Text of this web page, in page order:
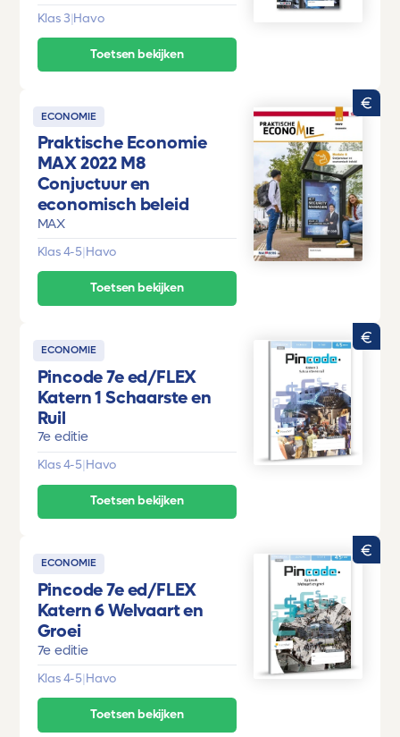
Klas 3|Havo
Toetsen bekijken
ECONOMIE
Praktische Economie
MAX 2022 M8
Conjuctuur en
economisch beleid
MAX
Klas 4-5|Havo
Toetsen bekijken
ECONOMIE
Pincode 7e ed/FLEX
Katern 1 Schaarste en
Ruil
7e editie
Klas 4-5 Havo
Toetsen bekijken
ECONOMIE
Pincode 7e ed/FLEX
Katern 6 Welvaart en
Groei
7e editie
Klas 4-5|Havo
Toetsen bekijken